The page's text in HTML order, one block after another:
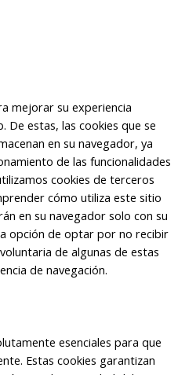
mejorar su experiencia
De estas, las cookies que se
en su navegador, ya
de las funcionalidades
cookies de terceros
cómo utiliza este sitio
en su navegador solo con su
opción de optar por no recibir
de algunas de estas
de navegación.
esenciales para que
Estas cookies garantizan